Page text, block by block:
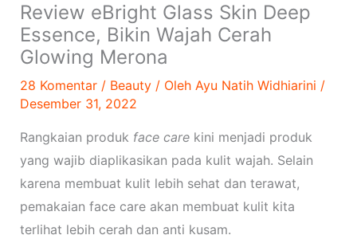
Review eBright Glass Skin Deep
Essence, Bikin Wajah Cerah
Glowing Merona
28 Komentar / Beauty/ Oleh Ayu Natih Widhiarini /
Desember 31, 2022
Rangkaian produk face carekini menjadi produk
yang wajib diaplikasikan pada kulit wajah. Selain
karena membuat kulit lebih sehat dan terawat,
pemakaian face care akan membuat kulit kita
terlihat lebih cerah dan anti kusam.